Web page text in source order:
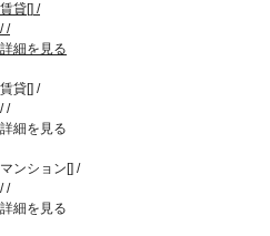
賃貸[] /
//
詳細を見る
賃貸[] /
//
詳細を見る
マンション [] /
//
詳細を見る